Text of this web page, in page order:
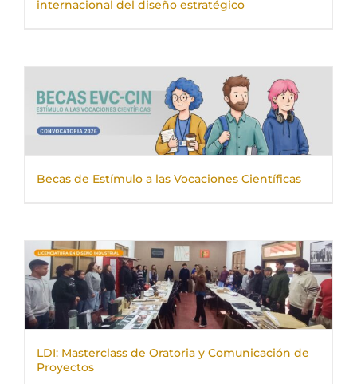
internacional del diseño estratégico
Becas de Estímulo a las Vocaciones Científicas
LDI: Masterclass de Oratoria y Comunicación de
Proyectos